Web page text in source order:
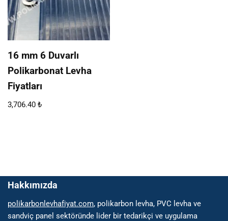
16 mm 6 Duvarlı
Polikarbonat Levha
Fiyatları
3,706.40 ₺
Hakkımızda
polikarbonlevhafiyat.com, polikarbon levha, PVC levha ve
sandviç panel sektöründe lider bir tedarikçi ve uygulama